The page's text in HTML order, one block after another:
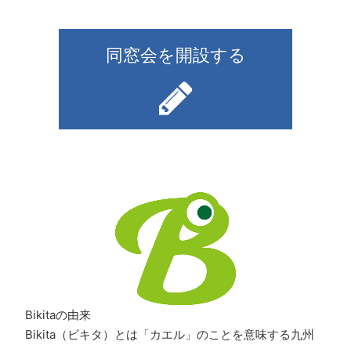
同窓会を開設する
Bikitaの由来
Bikita（ビキタ）とは「カエル」のことを意味する九州